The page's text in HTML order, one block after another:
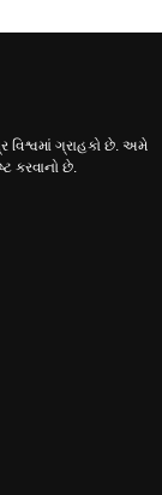
ગ્રાહકો છે. અમે
કરવાનો છે.